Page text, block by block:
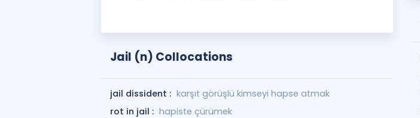
Jail (n) Collocations
jail dissident : karşıt görüşlü kimseyi hapse atmak
rot in jail : hapiste çürümek